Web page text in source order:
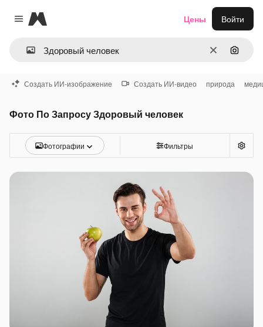
Close menu
Magnific
ОчиститьПоиск
Цены Войти
Создать ИИ-изображение Создать ИИ-видео природа
Фото По Запросу Здоровый человек
Фотографии Фильтры